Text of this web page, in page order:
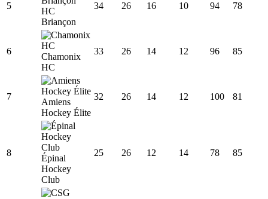
5
HC
Briançon
34 26 16 10 94 78
6
Chamonix
HC
33 26 14 12 96 85
7
Amiens
Hockey Élite
32 26 14 12 100 81
8
Épinal
Hockey
Club
25 26 12 14 78 85